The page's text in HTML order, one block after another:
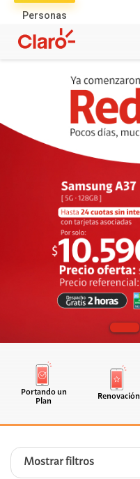
Personas
Portando un
Plan
Renovación
Mostrar filtros
productos